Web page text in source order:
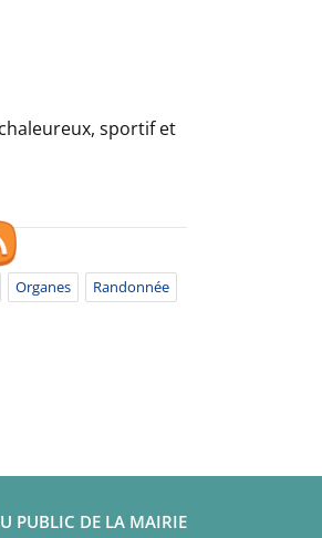
sportif et
Organes
Randonnée
PUBLIC DE LA MAIRIE